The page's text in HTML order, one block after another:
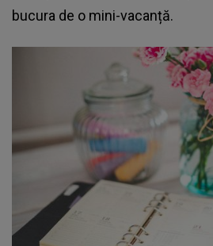
bucura de o mini-vacanță.